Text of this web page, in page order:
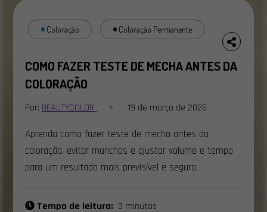
Coloração Coloração Permanente
COMO FAZER TESTE DE MECHA ANTES DA
COLORAÇÃO
Por: BEAUTYCOLOR 19 de março de 2026
Aprenda como fazer teste de mecha antes da
coloração, evitar manchas e ajustar volume e tempo
para um resultado mais previsível e seguro.
Tempo de leitura: 3 minutos